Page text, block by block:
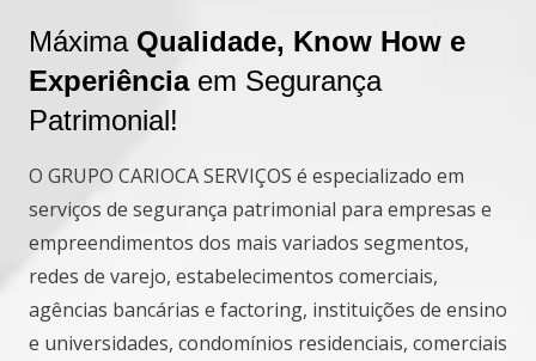
MáximaQualidade, Know How e
Experiência em Segurança
Patrimonial!
O GRUPO CARIOCA SERVIÇOS é especializado em
serviços de segurança patrimonial para empresas e
empreendimentos dos mais variados segmentos,
redes de varejo, estabelecimentos comerciais,
agências bancárias e factoring, instituições de ensino
e universidades, condomínios residenciais, comerciais